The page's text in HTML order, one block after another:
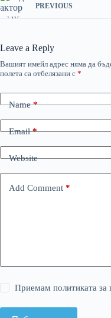
PREVIOUS
Leave a Reply
Вашият имейл адрес няма да
полета са отбелязани с *
Name*
Email*
Website
Add Comment *
Приемам политиката за